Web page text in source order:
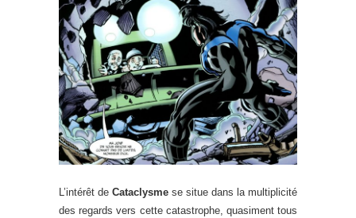
L’intérêt de Cataclysme se situe dans la multiplicité
des regards vers cette catastrophe, quasiment tous